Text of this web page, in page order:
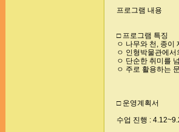
프로그램 내용
□ 프로그램 특징
ㅇ 나무와 천, 종이
ㅇ 인형박물관에
ㅇ 단순한 취미를
ㅇ 주로 활용하는
□ 운영계획서
수업 진행 :